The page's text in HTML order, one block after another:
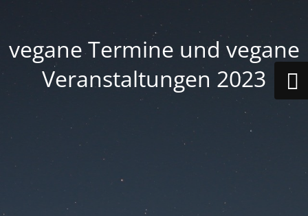
vegane Termine und vegane
Veranstaltungen 2023